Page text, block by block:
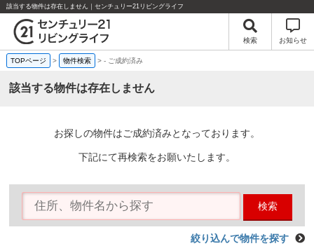
該当する物件は存在しません｜センチュリー21リビングライフ
検索 お知らせ
TOPページ > 物件検索 >- ご成約済み
該当する物件は存在しません
お探しの物件はご成約済みとなっております。
下記にて再検索をお願いたします。
検索
絞り込んで物件を探す